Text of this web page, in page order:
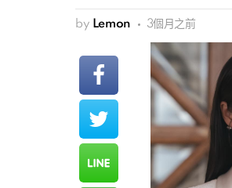
by Lemon 3個月之前